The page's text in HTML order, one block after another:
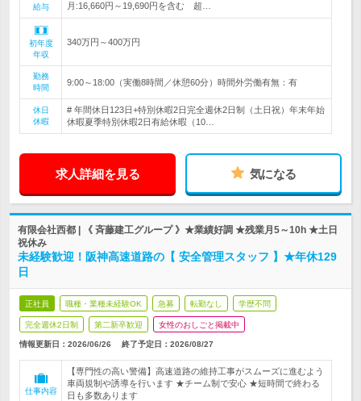
給与
月:16,660円～19,690円を含む 超…
初年度
年収
340万円～400万円
勤務
時間
9:00～18:00（実働8時間／休憩60分）時間外労働有無：有
休日
休暇
# 年間休日123日+特別休暇2日完全週休2日制（土日祝）年末年始
休暇夏季特別休暇2日有給休暇（10…
求人詳細を見る 気になる
有限会社西都 | 《 斉藤建工グループ 》★業績好調 ★残業月5～10h ★土日
祝休み
未経験歓迎！阪神高速道路の【 安全管理スタッフ 】★年休129
日
正社員 職種・業種未経験OK 急募 転勤なし 学歴不問
完全週休2日制 第二新卒歓迎 女性のおしごと掲載中
情報更新日：2026/06/26 終了予定日： 2026/08/27
仕事内容
【専門性の高い警備】高速道路の維持工事がスムーズに進むよう
車両規制や誘導を行います ★チーム制で安心 ★短時間で終わる
日も多数あります